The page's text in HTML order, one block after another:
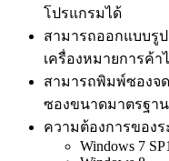
โปรแกรมได้
สามารถออกแบบรู
เครื่องหมายการค้า
สามารถพิมพ์ซองจ
ซองขนาดมาตรฐา
ความต้องการของร
Windows 7 SP1